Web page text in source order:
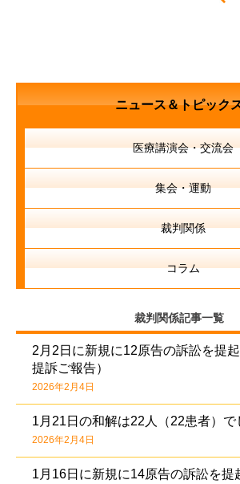
ニュース＆トピック
医療講演会・交流会
集会・運動
裁判関係
コラム
裁判関係記事一覧
2月2日に新規に12原告の訴訟を提
提訴ご報告）
2026年2月4日
1月21日の和解は22人（22患者）で
2026年2月4日
1月16日に新規に14原告の訴訟を提